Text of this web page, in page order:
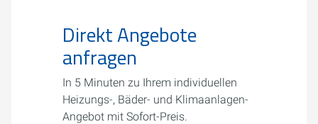
Direkt Angebote
anfragen
In 5 Minuten zu Ihrem individuellen
Heizungs-, Bäder- und Klimaanlagen-
Angebot mit Sofort-Preis.